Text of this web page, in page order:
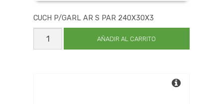
CUCH P/GARL AR S PAR 240X30X3
CUCH
P/GARL
AR
AÑADIR AL CARRITO